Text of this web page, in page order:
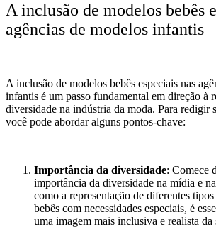
A inclusão de modelos bebês
agências de modelos infantis
A inclusão de modelos bebês especiais nas
infantis é um passo fundamental em direção à
diversidade na indústria da moda. Para redigir
você pode abordar alguns pontos-chave:
Importância da diversidade: Comece
importância da diversidade na mídia e
como a representação de diferentes
bebês com necessidades especiais, é
uma imagem mais inclusiva e realista da